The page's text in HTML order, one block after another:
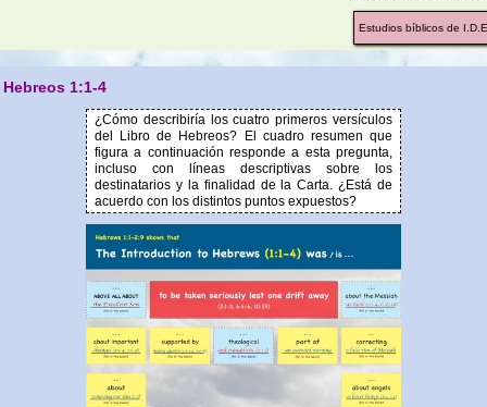
Estudios bíblicos de
Hebreos 1:1-4
¿Cómo describiría los cuatro primeros versículos
del Libro de Hebreos? El cuadro resumen que
figura a continuación responde a esta pregunta,
incluso con líneas descriptivas sobre los
destinatarios y la finalidad de la Carta. ¿Está de
acuerdo con los distintos puntos expuestos?